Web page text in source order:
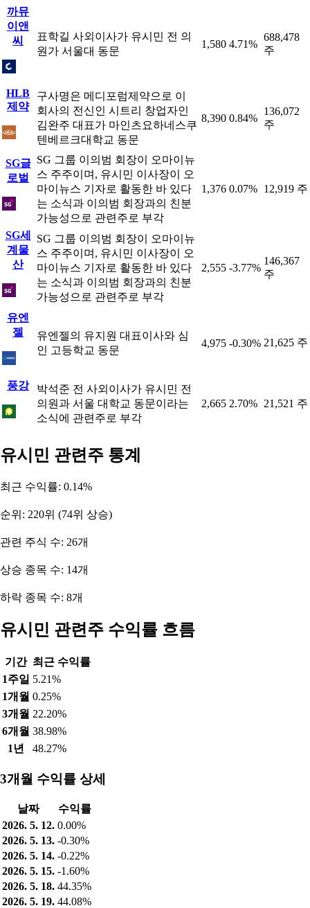
까뮤
이앤
씨
표학길 사외이사가 유시민 전 의
원가 서울대 동문
1,580 4.71%
688,478
주
HLB
제약
구사명은 메디포럼제약으로 이
회사의 전신인 시트리 창업자인
김완주 대표가 마인츠요하네스쿠
텐베르크대학교 동문
8,390 0.84%
136,072
주
SG글
로벌
SG 그룹 이의범 회장이 오마이뉴
스 주주이며, 유시민 이사장이 오
마이뉴스 기자로 활동한 바 있다
는 소식과 이의범 회장과의 친분
가능성으로 관련주로 부각
1,376 0.07% 12,919 주
SG세
계물
산
SG 그룹 이의범 회장이 오마이뉴
스 주주이며, 유시민 이사장이 오
마이뉴스 기자로 활동한 바 있다
는 소식과 이의범 회장과의 친분
가능성으로 관련주로 부각
2,555 -3.77%
146,367
주
유엔
젤
유엔젤의 유지원 대표이사와 심
인 고등학교 동문
4,975 -0.30% 21,625 주
풍강
박석준 전 사외이사가 유시민 전
의원과 서울 대학교 동문이라는
소식에 관련주로 부각
2,665 2.70% 21,521 주
유시민 관련주 통계
최근 수익률: 0.14%
순위: 220위 (74위 상승)
관련 주식 수: 26개
상승 종목 수: 14개
하락 종목 수: 8개
유시민 관련주 수익률 흐름
기간 최근 수익률
1주일 5.21%
1개월 0.25%
3개월 22.20%
6개월 38.98%
1년
48.27%
3개월 수익률 상세
날짜
수익률
2026. 5. 12. 0.00%
2026. 5. 13. -0.30%
2026. 5. 14. -0.22%
2026. 5. 15. -1.60%
2026. 5. 18. 44.35%
2026. 5. 19. 44.08%